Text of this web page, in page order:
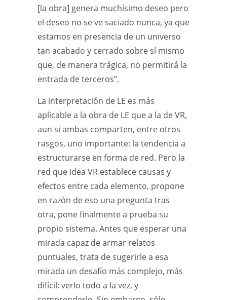
[la obra] genera muchísimo deseo pero
el deseo no se ve saciado nunca, ya que
estamos en presencia de un universo
tan acabado y cerrado sobre sí mismo
que, de manera trágica, no permitirá la
entrada de terceros”.
La interpretación de LE es más
aplicable a la obra de LE que a la de VR,
aun si ambas comparten, entre otros
rasgos, uno importante: la tendencia a
estructurarse en forma de red. Pero la
red que idea VR establece causas y
efectos entre cada elemento, propone
en razón de eso una pregunta tras
otra, pone finalmente a prueba su
propio sistema. Antes que esperar una
mirada capaz de armar relatos
puntuales, trata de sugerirle a esa
mirada un desafío más complejo, más
difícil: verlo todo a la vez, y